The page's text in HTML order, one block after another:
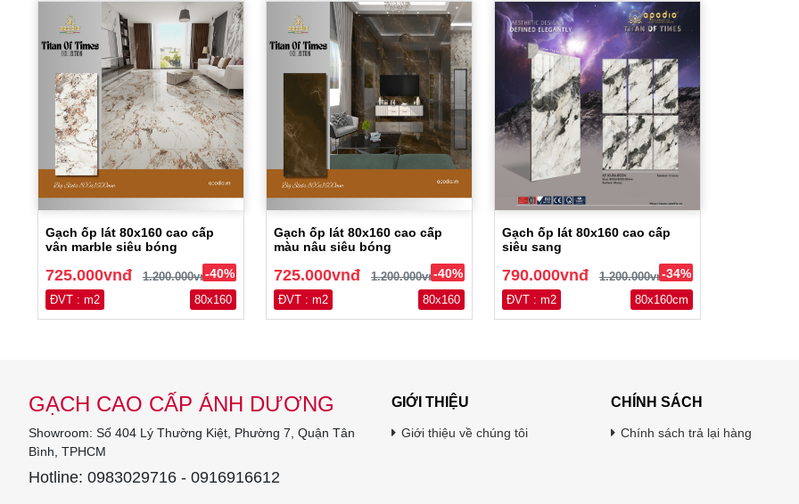
Gạch ốp lát 80x160 cao cấp
vân marble siêu bóng
725.000vnđ 1.200.000vnđ-40%
ĐVT : m2 80x160
Gạch ốp lát 80x160 cao cấp
màu nâu siêu bóng
725.000vnđ 1.200.000vnđ-40%
ĐVT : m2 80x160
Gạch ốp lát 80x160 cao cấp
siêu sang
790.000vnđ 1.200.000vnđ-34%
ĐVT : m2 80x160cm
GẠCH CAO CẤP ÁNH DƯƠNG
Showroom: Số 404 Lý Thường Kiệt, Phường 7, Quận Tân
Bình, TPHCM
Hotline: 0983029716 - 0916916612
GIỚI THIỆU
Giới thiệu về chúng tôi
CHÍNH SÁCH
Chính sách trả lại hàng